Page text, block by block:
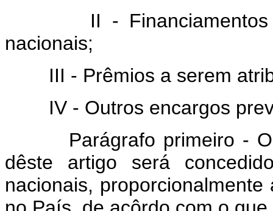
II - Financiamentos a
nacionais;
III - Prêmios a serem
IV - Outros encargos
Parágrafo primeiro - O
dêste artigo será
nacionais,